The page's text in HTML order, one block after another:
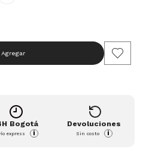
Agregar
Bogotá
express i
Devoluciones
Sin costo i